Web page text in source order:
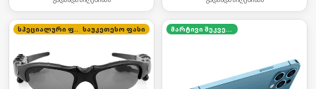
სპეციალური ფასი საუკეთესო ფასი მარტივი შეკვეთა